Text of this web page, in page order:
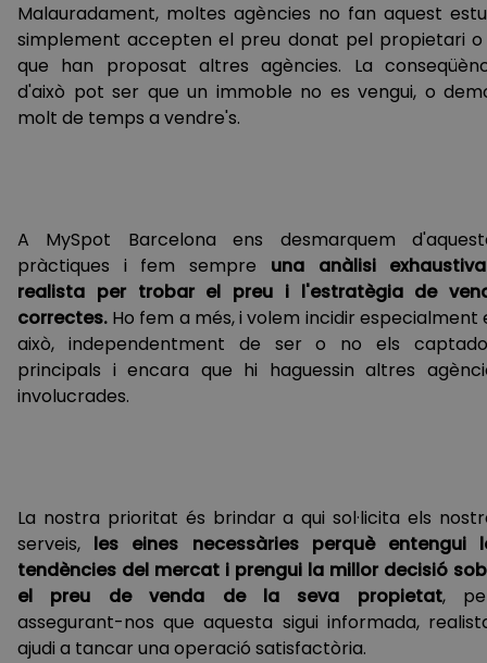
Malauradament, moltes agències no fan aquest
simplement accepten el preu donat pel propietari o
que han proposat altres agències. La
d'això pot ser que un immoble no es vengui, o
molt de temps a vendre's.
A MySpot Barcelona ens desmarquem
pràctiques i fem sempre una anàlisi
realista per trobar el preu i l'estratègia de
correctes. Ho fem a més, i volem incidir especialment
això, independentment de ser o no els
principals i encara que hi haguessin altres
involucrades.
La nostra prioritat és brindar a qui sol·licita els
serveis, les eines necessàries perquè entengui
tendències del mercat i prengui la millor decisió
el preu de venda de la seva propietat,
assegurant-nos que aquesta sigui informada,
ajudi a tancar una operació satisfactòria.